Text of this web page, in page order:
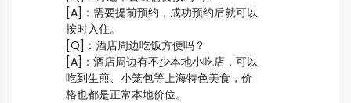
[A]：需要提前预约，成功预约后就可以
按时入住。
[Q]：酒店周边吃饭方便吗？
[A]：酒店周边有不少本地小吃店，可以
吃到生煎、小笼包等上海特色美食，价
格也都是正常本地价位。